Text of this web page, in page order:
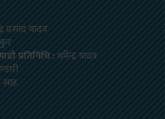
प्रसाद यादव
प्रतिनिधि : धर्मेन्द्र यादव